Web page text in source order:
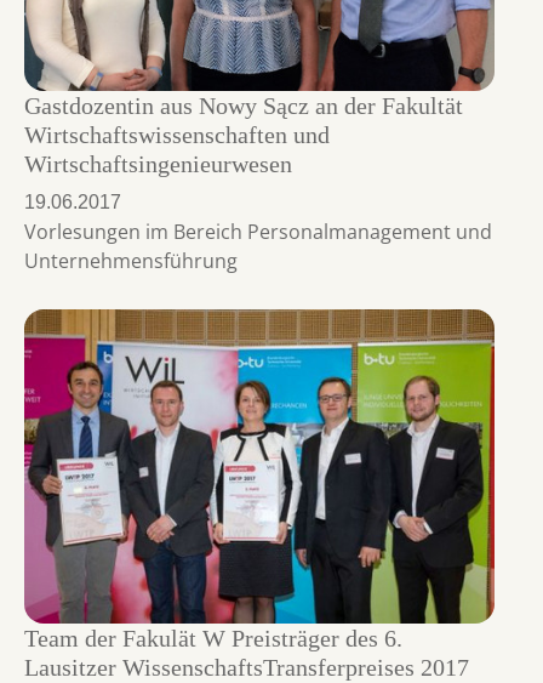
Gastdozentin aus Nowy Sącz an der Fakultät
Wirtschaftswissenschaften und
Wirtschaftsingenieurwesen
19.06.2017
Vorlesungen im Bereich Personalmanagement und
Unternehmensführung
Team der Fakulät W Preisträger des 6.
Lausitzer WissenschaftsTransferpreises 2017